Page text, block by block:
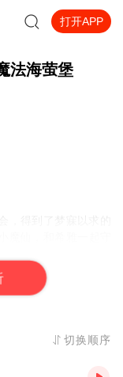
打开APP
法海萤堡
魔仙，和希雅一起守
。众人在寻求真相的
努力，一起渡过了重
切的关系，而整个魔
千贝之星净化，并用
切换顺序